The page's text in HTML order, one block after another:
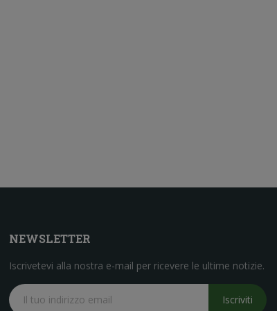
NEWSLETTER
Iscrivetevi alla nostra e-mail per ricevere le ultime notizie.
Iscriviti